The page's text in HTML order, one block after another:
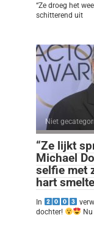
“Ze droeg het
schitterend uit
Niet
“Ze lijkt
Michael
selfie met
hart
In
dochter!